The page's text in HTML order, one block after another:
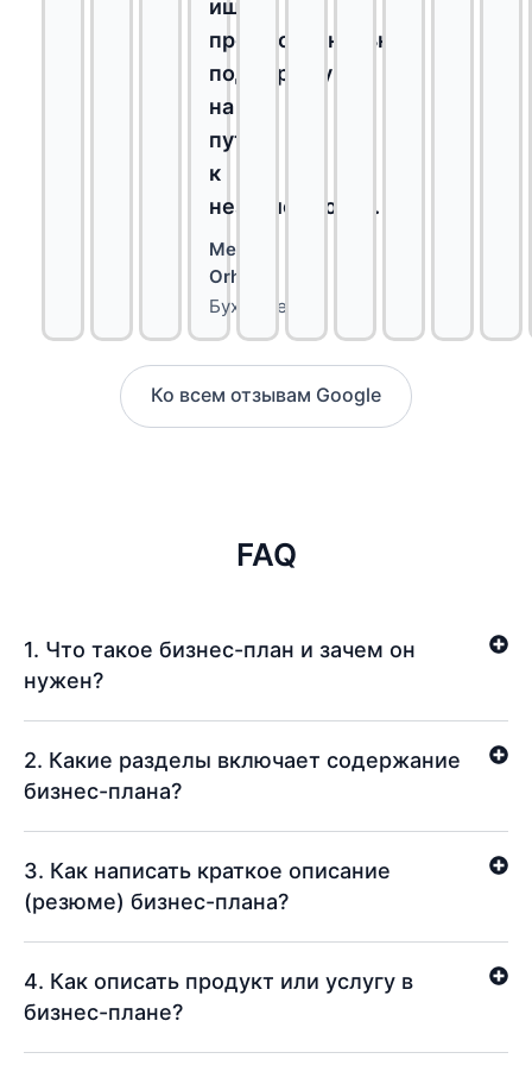
ищет
профессиональную
поддержку
на
пути
к
независимости.
Melih
Orhan
Бухгалтерия
Ко всем отзывам Google
FAQ
1. Что такое бизнес-план и зачем он
нужен?
2. Какие разделы включает содержание
бизнес-плана?
3. Как написать краткое описание
(резюме) бизнес-плана?
4. Как описать продукт или услугу в
бизнес-плане?